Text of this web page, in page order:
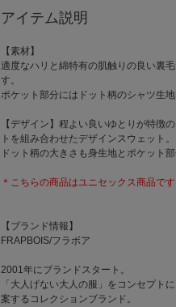
アイテム説明
【素材】
適度なハリと綿特有の肌触りの良い裏
す。
ポケット部分にはドット柄のシャツ生地
【デザイン】程よい良いゆとりが特徴
トを組み合わせたデザインスウェット。
ドット柄の大きさも身生地とポケット
＊こちらの商品はユニセックス商品です
【ブランド情報】
FRAPBOIS/フラボア
2001年にブランドスタート。
「大人げない大人の服」をコンセプト
案するコレクションブランド。